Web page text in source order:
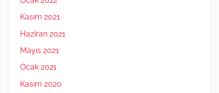
Kasım 2021
Haziran 2021
Mayıs 2021
Ocak 2021
Kasım 2020